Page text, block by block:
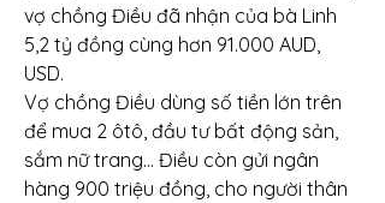
vợ chồng Điều đã nhận của bà Linh
5,2 tỷ đồng cùng hơn 91.000 AUD,
USD.
Vợ chồng Điều dùng số tiền lớn trên
để mua 2 ôtô, đầu tư bất động sản,
sắm nữ trang… Điều còn gửi ngân
hàng 900 triệu đồng, cho người thân